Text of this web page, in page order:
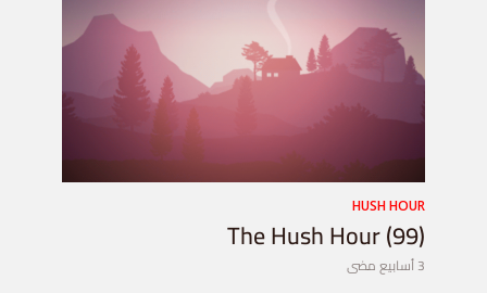
HUSH HOUR
The Hush Hour (99)
3 أسابيع مضى